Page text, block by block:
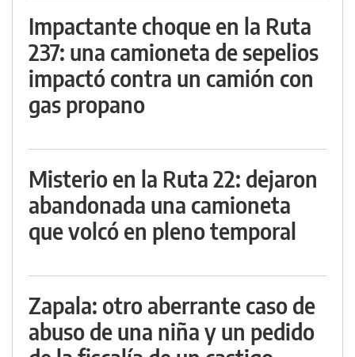
Impactante choque en la Ruta
237: una camioneta de sepelios
impactó contra un camión con
gas propano
Misterio en la Ruta 22: dejaron
abandonada una camioneta
que volcó en pleno temporal
Zapala: otro aberrante caso de
abuso de una niña y un pedido